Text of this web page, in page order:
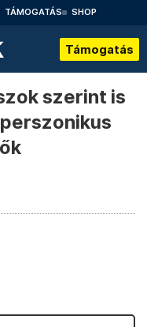
TÁMOGATÁS SHOP
Támogatás
szerint is